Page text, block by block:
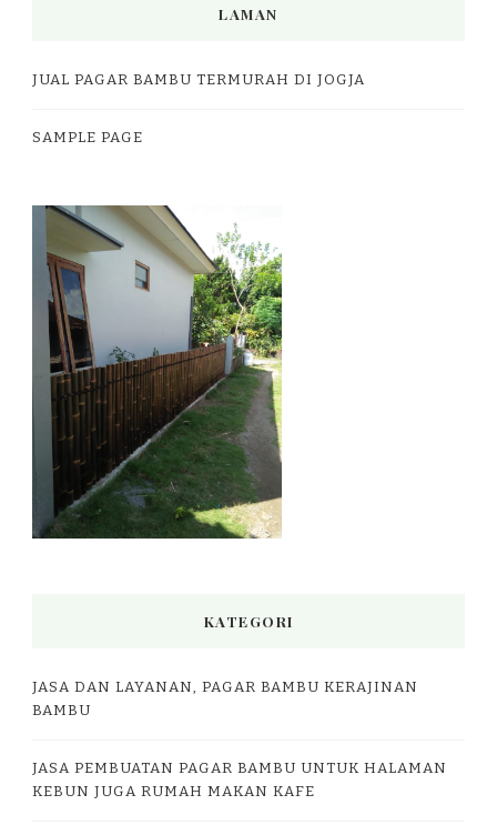
LAMAN
JUAL PAGAR BAMBU TERMURAH DI JOGJA
SAMPLE PAGE
KATEGORI
JASA DAN LAYANAN, PAGAR BAMBU KERAJINAN
BAMBU
JASA PEMBUATAN PAGAR BAMBU UNTUK HALAMAN
KEBUN JUGA RUMAH MAKAN KAFE